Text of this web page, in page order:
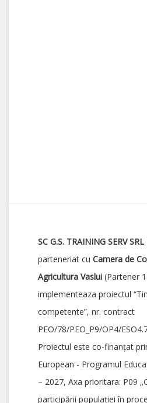
SC G.S. TRAINING SERV SRL
parteneriat cu Camera de
Agricultura Vaslui (Partener
implementeaza proiectul
competente”, nr. contract
PEO/78/PEO_P9/OP4/
Proiectul este co-finanțat
European - Programul
– 2027, Axa prioritara: P09
participării populației în